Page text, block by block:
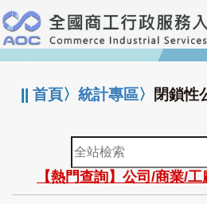
跳
到
主
要
:::
||首頁〉統計專區〉 閉鎖性
全
站
檢
索
【熱門查詢】公司/商業/